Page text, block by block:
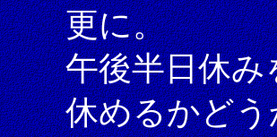
更に。
午後半日休
休めるかど